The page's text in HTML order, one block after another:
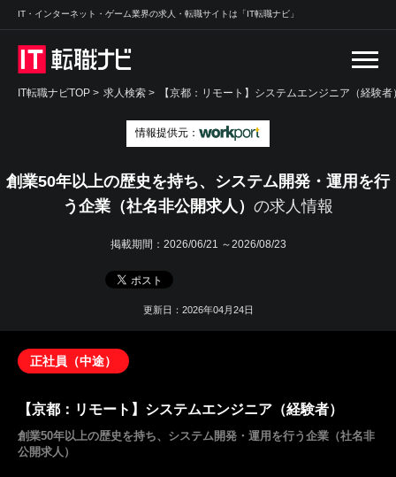
IT・インターネット・ゲーム業界の求人・転職サイトは「IT転職ナビ」
IT転職ナビTOP > 求人検索 > 【京都：リモート】システムエンジニア（経験
情報提供元：
創業50年以上の歴史を持ち、システム開発・運用を行
う企業（社名非公開求人） の求人情報
掲載期間： 2026/06/21 ～2026/08/23
更新日：2026年04月24日
正社員（中途）
【京都：リモート】システムエンジニア（経験者）
創業50年以上の歴史を持ち、システム開発・運用を行う企業（社名非
公開求人）